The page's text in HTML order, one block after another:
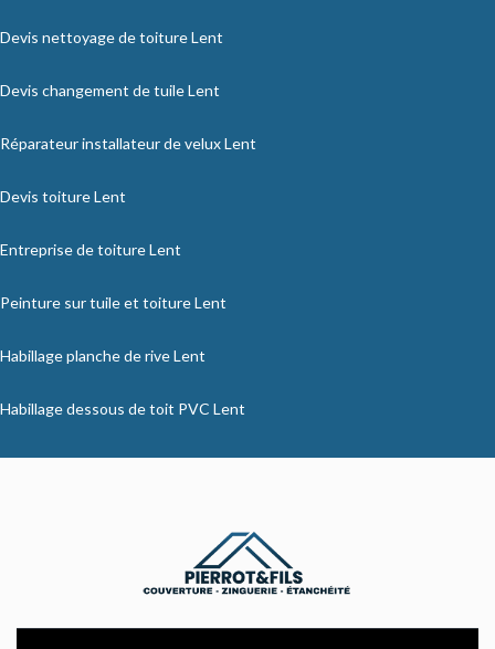
Devis nettoyage de toiture Lent
Devis changement de tuile Lent
Réparateur installateur de velux Lent
Devis toiture Lent
Entreprise de toiture Lent
Peinture sur tuile et toiture Lent
Habillage planche de rive Lent
Habillage dessous de toit PVC Lent